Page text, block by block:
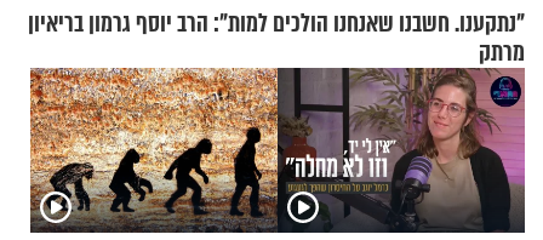
"נתקענו. חשבנו שאנחנו הולכים למות": הרב יוסף גרמון בריאיון
מרתק